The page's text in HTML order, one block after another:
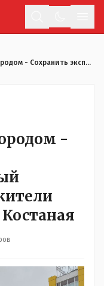
24-й связал нас с городом - Сохранить экспериментальный маршрут просят жители одного из районов Костаная
-